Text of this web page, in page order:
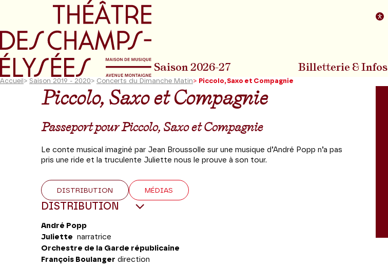
Aller au menu principal Aller au pied de la page
Saison 2026-27 Billetterie & Infos
Accueil > Saison 2019 - 2020> Concerts du Dimanche Matin> Piccolo, Saxo et Compagnie
Piccolo, Saxo et Compagnie
Passeport pour Piccolo, Saxo et Compagnie
Le conte musical imaginé par Jean Broussolle sur une musique d’André Popp n’a pas
pris une ride et la truculente Juliette nous le prouve à son tour.
DISTRIBUTION MÉDIAS
DISTRIBUTION
André Popp
Juliette narratrice
Orchestre de la Garde républicaine
François Boulanger direction